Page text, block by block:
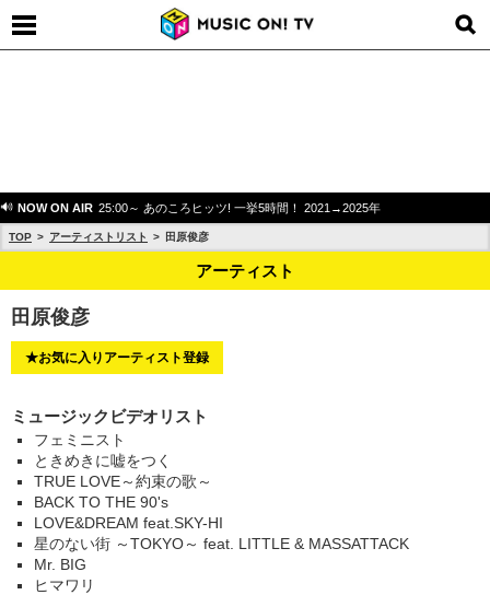
NOW ON AIR 25:00～ あのころヒッツ! 一挙5時間！ 2021→2025年
TOP アーティストリスト 田原俊彦
アーティスト
田原俊彦
★お気に入りアーティスト登録
ミュージックビデオリスト
フェミニスト
ときめきに嘘をつく
TRUE LOVE～約束の歌～
BACK TO THE 90's
LOVE&DREAM feat.SKY-HI
星のない街 ～TOKYO～ feat. LITTLE & MASSATTACK
Mr. BIG
ヒマワリ